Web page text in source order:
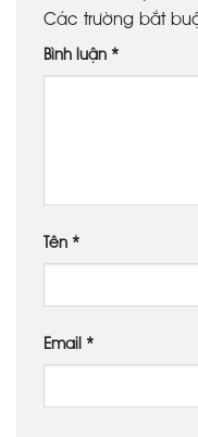
Các trường bắt
Bình luận *
Tên *
Email *